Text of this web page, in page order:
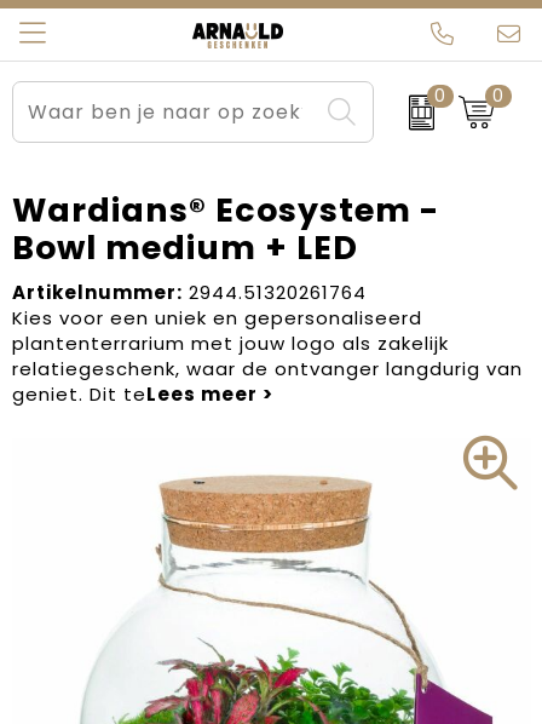
0 0
Relatiegeschenken
Sportkleding
Werkkleding
Kleding en textiel
Tassen
Beurs en Evenementen
Brievenbuspakketten
Carnaval
Dag van de Zorg
Kerstartikelen
Kraamcadeaus
Verjaardagen
Voetbal, EK en WK
Arnauld Kerstpakketten
MijnEigenKadootje
Ons team
Contact
Blogs
Wardians® Ecosystem -
Bowl medium + LED
Artikelnummer: 2944.51320261764
Kies voor een uniek en gepersonaliseerd
plantenterrarium met jouw logo als zakelijk
relatiegeschenk, waar de ontvanger langdurig van
geniet. Dit te